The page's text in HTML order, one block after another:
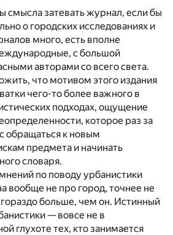
смысла затевать журнал, если бы
о городских исследованиях и
много, есть вполне
с большой
авторами со всего света.
что мотивом этого издания
чего-то более важного в
подходах, ощущение
которое раз за
обращаться к новым
предмета и начинать
словаря.
по поводу урбанистики
вообще не про город, точнее не
гораздо больше, чем он. Истинный
— вовсе не в
глухоте тех, кто занимается